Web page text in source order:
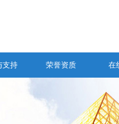
支持 荣誉资质 在